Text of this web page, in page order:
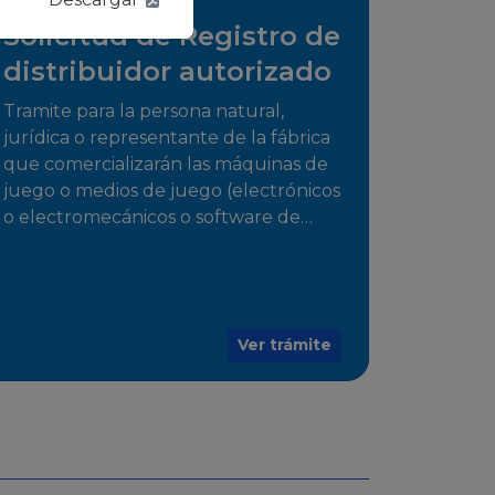
Solicitud de Registro de
distribuidor autorizado
Tramite para la persona natural,
jurídica o representante de la fábrica
que comercializarán las máquinas de
juego o medios de juego (electrónicos
o electromecánicos o software de
Ver trámite